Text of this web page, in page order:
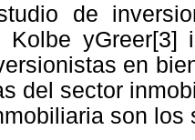
de
Kolbe
en
del sector
son los